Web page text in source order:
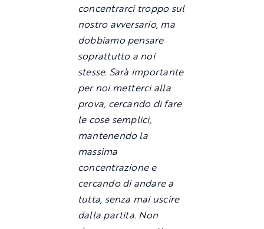
concentrarci troppo sul
nostro avversario, ma
dobbiamo pensare
soprattutto a noi
stesse. Sarà importante
per noi metterci alla
prova, cercando di fare
le cose semplici,
mantenendo la
massima
concentrazione e
cercando di andare a
tutta, senza mai uscire
dalla partita. Non